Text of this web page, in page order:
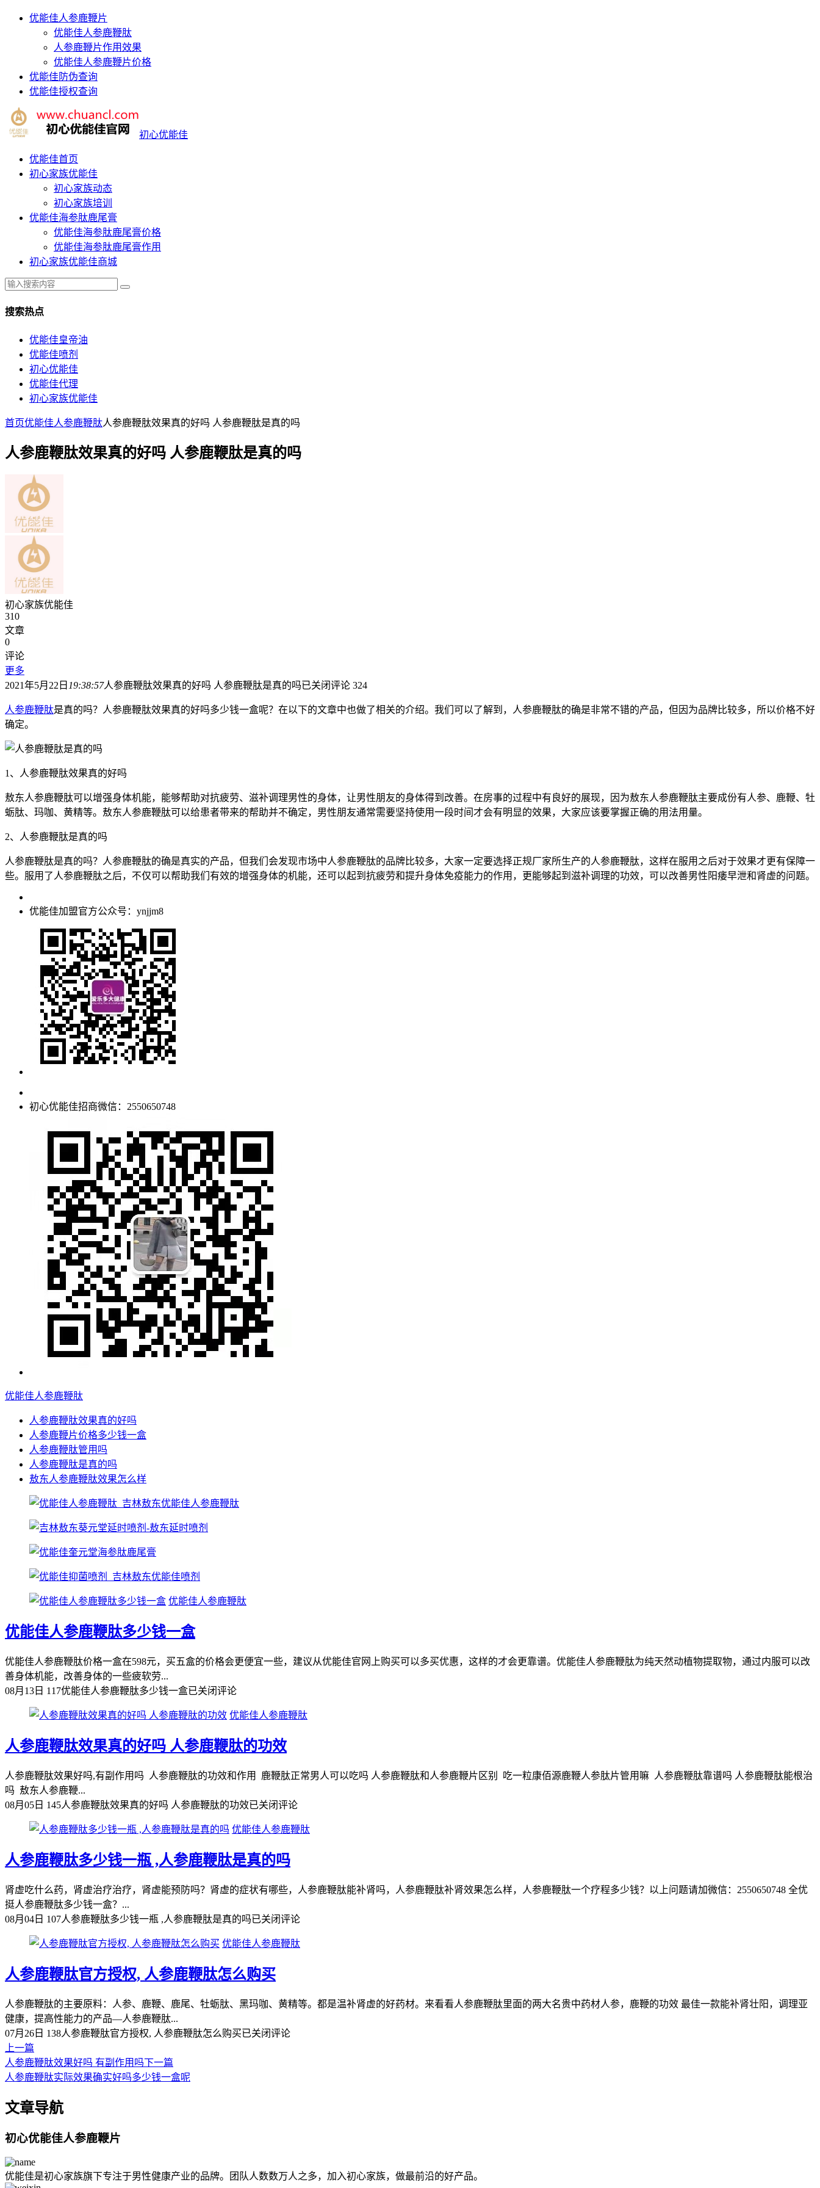
优能佳人参鹿鞭片
优能佳人参鹿鞭肽
人参鹿鞭片作用效果
优能佳人参鹿鞭片价格
优能佳防伪查询
优能佳授权查询
初心优能佳
优能佳首页
初心家族优能佳
初心家族动态
初心家族培训
优能佳海参肽鹿尾膏
优能佳海参肽鹿尾膏价格
优能佳海参肽鹿尾膏作用
初心家族优能佳商城
搜索热点
优能佳皇帝油
优能佳喷剂
初心优能佳
优能佳代理
初心家族优能佳
首页优能佳人参鹿鞭肽人参鹿鞭肽效果真的好吗 人参鹿鞭肽是真的吗
人参鹿鞭肽效果真的好吗 人参鹿鞭肽是真的吗
初心家族优能佳
310
文章
0
评论
更多
2021年5月22日 19:38:57人参鹿鞭肽效果真的好吗 人参鹿鞭肽是真的吗已关闭评论 324
人参鹿鞭肽是真的吗？人参鹿鞭肽效果真的好吗多少钱一盒呢？在以下的文章中也做了相关的介绍。我们可以了解到，人参鹿鞭肽的确是非常不错的产品，但因为品牌比较多，所以价格不好
确定。
1、人参鹿鞭肽效果真的好吗
敖东人参鹿鞭肽可以增强身体机能，能够帮助对抗疲劳、滋补调理男性的身体，让男性朋友的身体得到改善。在房事的过程中有良好的展现，因为敖东人参鹿鞭肽主要成份有人参、鹿鞭、牡
蛎肽、玛咖、黄精等。敖东人参鹿鞭肽可以给患者带来的帮助并不确定，男性朋友通常需要坚持使用一段时间才会有明显的效果，大家应该要掌握正确的用法用量。
2、人参鹿鞭肽是真的吗
人参鹿鞭肽是真的吗？人参鹿鞭肽的确是真实的产品，但我们会发现市场中人参鹿鞭肽的品牌比较多，大家一定要选择正规厂家所生产的人参鹿鞭肽，这样在服用之后对于效果才更有保障一
些。服用了人参鹿鞭肽之后，不仅可以帮助我们有效的增强身体的机能，还可以起到抗疲劳和提升身体免疫能力的作用，更能够起到滋补调理的功效，可以改善男性阳痿早泄和肾虚的问题。
优能佳加盟官方公众号：ynjjm8
初心优能佳招商微信：2550650748
优能佳人参鹿鞭肽
人参鹿鞭肽效果真的好吗
人参鹿鞭片价格多少钱一盒
人参鹿鞭肽管用吗
人参鹿鞭肽是真的吗
敖东人参鹿鞭肽效果怎么样
优能佳人参鹿鞭肽
优能佳人参鹿鞭肽多少钱一盒
优能佳人参鹿鞭肽价格一盒在598元，买五盒的价格会更便宜一些，建议从优能佳官网上购买可以多买优惠，这样的才会更靠谱。优能佳人参鹿鞭肽为纯天然动植物提取物，通过内服可以改
善身体机能，改善身体的一些疲软劳...
08月13日 117优能佳人参鹿鞭肽多少钱一盒已关闭评论
优能佳人参鹿鞭肽
人参鹿鞭肽效果真的好吗 人参鹿鞭肽的功效
人参鹿鞭肽效果好吗,有副作用吗 人参鹿鞭肽的功效和作用 鹿鞭肽正常男人可以吃吗 人参鹿鞭肽和人参鹿鞭片区别 吃一粒康佰源鹿鞭人参肽片管用嘛 人参鹿鞭肽靠谱吗 人参鹿鞭肽能根治
吗 敖东人参鹿鞭...
08月05日 145人参鹿鞭肽效果真的好吗 人参鹿鞭肽的功效已关闭评论
优能佳人参鹿鞭肽
人参鹿鞭肽多少钱一瓶 ,人参鹿鞭肽是真的吗
肾虚吃什么药，肾虚治疗治疗，肾虚能预防吗？肾虚的症状有哪些，人参鹿鞭肽能补肾吗，人参鹿鞭肽补肾效果怎么样，人参鹿鞭肽一个疗程多少钱？以上问题请加微信：2550650748 全优
挺人参鹿鞭肽多少钱一盒？...
08月04日 107人参鹿鞭肽多少钱一瓶 ,人参鹿鞭肽是真的吗已关闭评论
优能佳人参鹿鞭肽
人参鹿鞭肽官方授权, 人参鹿鞭肽怎么购买
人参鹿鞭肽的主要原料：人参、鹿鞭、鹿尾、牡蛎肽、黑玛咖、黄精等。都是温补肾虚的好药材。来看看人参鹿鞭肽里面的两大名贵中药材人参，鹿鞭的功效 最佳一款能补肾壮阳，调理亚
健康，提高性能力的产品—人参鹿鞭肽...
07月26日 138人参鹿鞭肽官方授权, 人参鹿鞭肽怎么购买已关闭评论
上一篇
人参鹿鞭肽效果好吗 有副作用吗下一篇
人参鹿鞭肽实际效果确实好吗多少钱一盒呢
文章导航
初心优能佳人参鹿鞭片
优能佳是初心家族旗下专注于男性健康产业的品牌。团队人数数万人之多，加入初心家族，做最前沿的好产品。